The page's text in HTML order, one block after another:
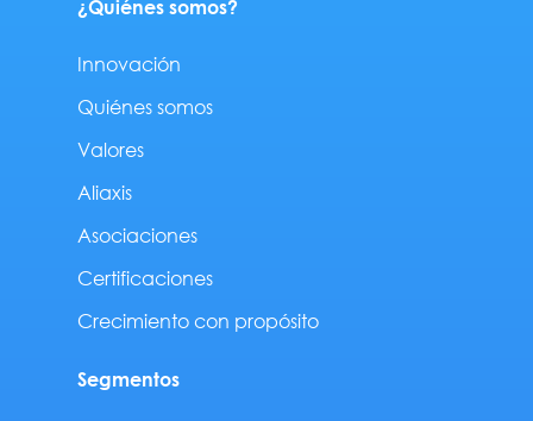
¿Quiénes somos?
Innovación
Quiénes somos
Valores
Aliaxis
Asociaciones
Certificaciones
Crecimiento con propósito
Segmentos